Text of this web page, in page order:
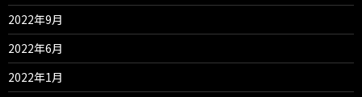
2022年9月
2022年6月
2022年1月